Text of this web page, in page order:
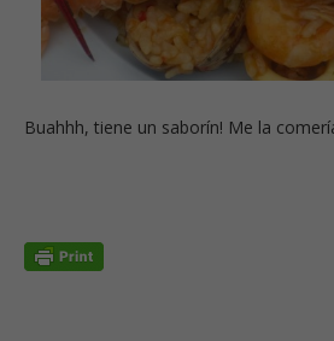
Buahhh, tiene un saborín! Me la